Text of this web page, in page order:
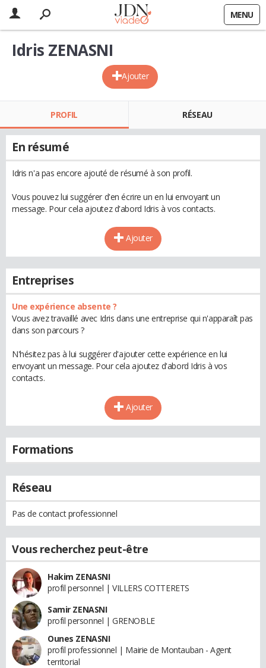
MENU
Ajouter
Idris ZENASNI
PROFIL RÉSEAU
En résumé
Idris n'a pas encore ajouté de résumé à son profil.
Vous pouvez lui suggérer d'en écrire un en lui envoyant un
message. Pour cela ajoutez d'abord Idris à vos contacts.
Ajouter
Entreprises
Une expérience absente ?
Vous avez travaillé avec Idris dans une entreprise qui n'apparaît pas
dans son parcours ?
N'hésitez pas à lui suggérer d'ajouter cette expérience en lui
envoyant un message. Pour cela ajoutez d'abord Idris à vos
contacts.
Ajouter
Formations
Réseau
Pas de contact professionnel
Vous recherchez peut-être
Hakim ZENASNI
profil personnel | VILLERS COTTERETS
Samir ZENASNI
profil personnel | GRENOBLE
Ounes ZENASNI
profil professionnel | Mairie de Montauban - Agent
territorial